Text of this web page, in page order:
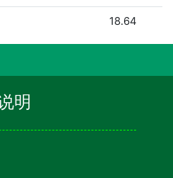
18.64
明